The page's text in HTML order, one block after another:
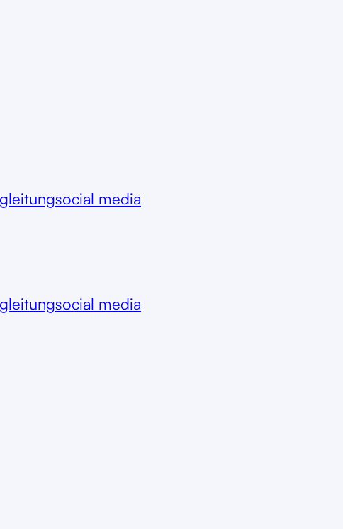
social media
social media